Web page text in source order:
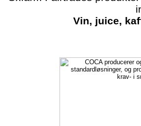
Vin, juice,